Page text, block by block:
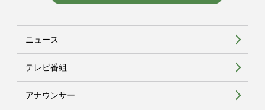
ニュース
テレビ番組
アナウンサー